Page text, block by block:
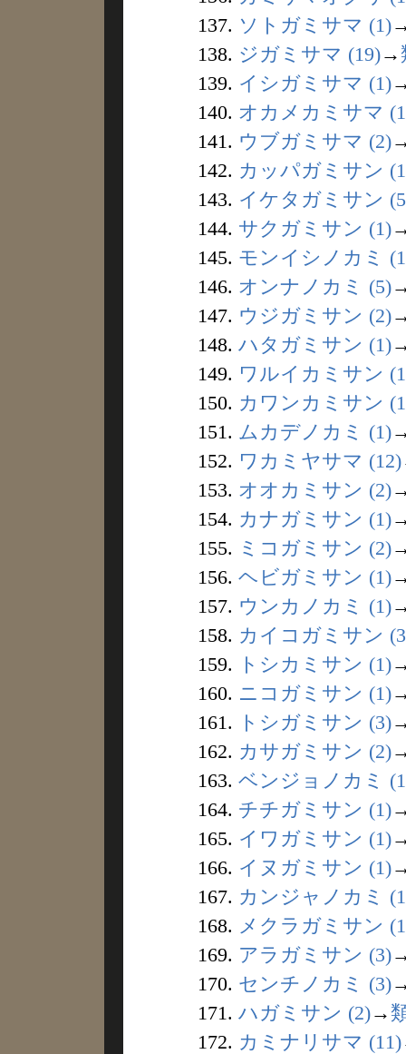
137. ソトガミサマ (1)
138. ジガミサマ (19)→
139. イシガミサマ (1)
140. オカメカミサマ
141. ウブガミサマ (2)
142. カッパガミサン
143. イケタガミサン
144. サクガミサン (1)
145. モンイシノカミ
146. オンナノカミ (5)
147. ウジガミサン (2)
148. ハタガミサン (1)
149. ワルイカミサン
150. カワンカミサン
151. ムカデノカミ (1)
152. ワカミヤサマ (12)
153. オオカミサン (2)
154. カナガミサン (1)
155. ミコガミサン (2)
156. ヘビガミサン (1)
157. ウンカノカミ (1)
158. カイコガミサン
159.
トシカミサン (1)
160. ニコガミサン (1)
161.
トシガミサン (3)
162. カサガミサン (2)
163. ベンジョノカミ
164. チチガミサン (1)
165. イワガミサン (1)
166. イヌガミサン (1)
167. カンジャノカミ
168. メクラガミサン
169. アラガミサン (3)
170. センチノカミ (3)
171. ハガミサン (2)→
172. カミナリサマ (11)